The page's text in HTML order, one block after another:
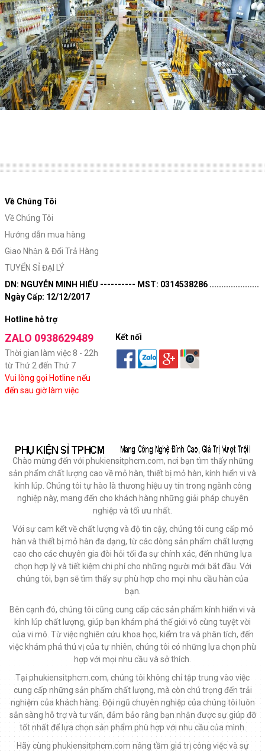
Về Chúng Tôi
Về Chúng Tôi
Hướng dẫn mua hàng
Giao Nhận & Đổi Trả Hàng
TUYỂN SỈ ĐẠI LÝ
DN: NGUYỄN MINH HIẾU ---------- MST: 0314538286 .....................
Ngày Cấp: 12/12/2017
Hotline hỗ trợ
Thời gian làm việc 8 - 22h
từ Thứ 2 đến Thứ 7
Vui lòng gọi Hotline nếu
đến sau giờ làm việc
Kết nối
Chào mừng đến với phukiensitphcm.com, nơi bạn tìm thấy những
sản phẩm chất lượng cao về mỏ hàn, thiết bị mỏ hàn, kính hiển vi và
kính lúp. Chúng tôi tự hào là thương hiệu uy tín trong ngành công
nghiệp này, mang đến cho khách hàng những giải pháp chuyên
nghiệp và tối ưu nhất.
Với sự cam kết về chất lượng và độ tin cậy, chúng tôi cung cấp mỏ
hàn và thiết bị mỏ hàn đa dạng, từ các dòng sản phẩm chất lượng
cao cho các chuyên gia đòi hỏi tối đa sự chính xác, đến những lựa
chọn hợp lý và tiết kiệm chi phí cho những người mới bắt đầu. Với
chúng tôi, bạn sẽ tìm thấy sự phù hợp cho mọi nhu cầu hàn của
bạn.
Bên cạnh đó, chúng tôi cũng cung cấp các sản phẩm kính hiển vi và
kính lúp chất lượng, giúp bạn khám phá thế giới vô cùng tuyệt vời
của vi mô. Từ việc nghiên cứu khoa học, kiểm tra và phân tích, đến
việc khám phá thú vị của tự nhiên, chúng tôi có những lựa chọn phù
hợp với mọi nhu cầu và sở thích.
Tại phukiensitphcm.com, chúng tôi không chỉ tập trung vào việc
cung cấp những sản phẩm chất lượng, mà còn chú trọng đến trải
nghiệm của khách hàng. Đội ngũ chuyên nghiệp của chúng tôi luôn
sẵn sàng hỗ trợ và tư vấn, đảm bảo rằng bạn nhận được sự giúp đỡ
tốt nhất để lựa chọn sản phẩm phù hợp với nhu cầu của mình.
Hãy cùng phukiensitphcm.com nâng tầm giá trị công việc và sự